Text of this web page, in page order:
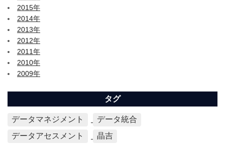
2015年
2014年
2013年
2012年
2011年
2010年
2009年
タグ
データマネジメント
データ統合
データアセスメント
晶吉